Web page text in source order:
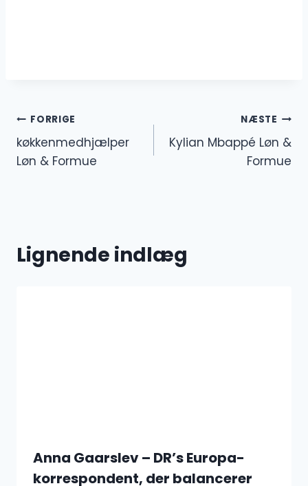
Indlægsnavigation
FORRIGE
køkkenmedhjælper
Løn & Formue
NÆSTE
Kylian Mbappé Løn &
Formue
Lignende indlæg
Anna Gaarslev – DR’s Europa-
korrespondent, der balancerer